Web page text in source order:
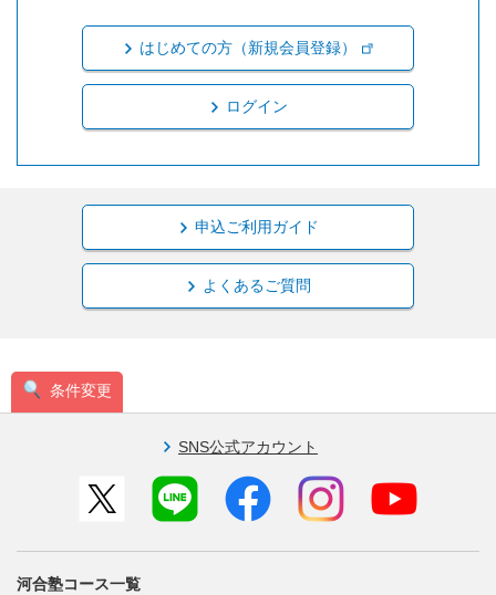
はじめての方（新規会員登録）
ログイン
申込ご利用ガイド
よくあるご質問
条件変更
SNS公式アカウント
河合塾コース一覧